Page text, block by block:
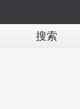
搜索